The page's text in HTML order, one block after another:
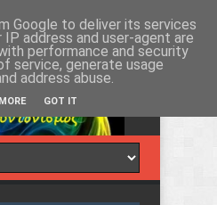
Πέμπτη 6, Αυγ 2026
Google to deliver its services
address and user-agent are
performance and security
service, generate usage
address abuse.
GOT IT